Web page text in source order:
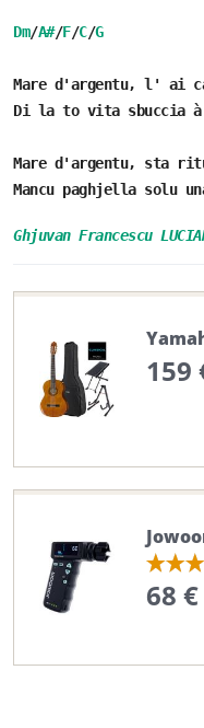
Dm/A#/F/C/G
Mare d'argentu, l' ai
Di la to vita sbuccia
Mare d'argentu, sta
Mancu paghjella solu
Ghjuvan Francescu
159
68 €